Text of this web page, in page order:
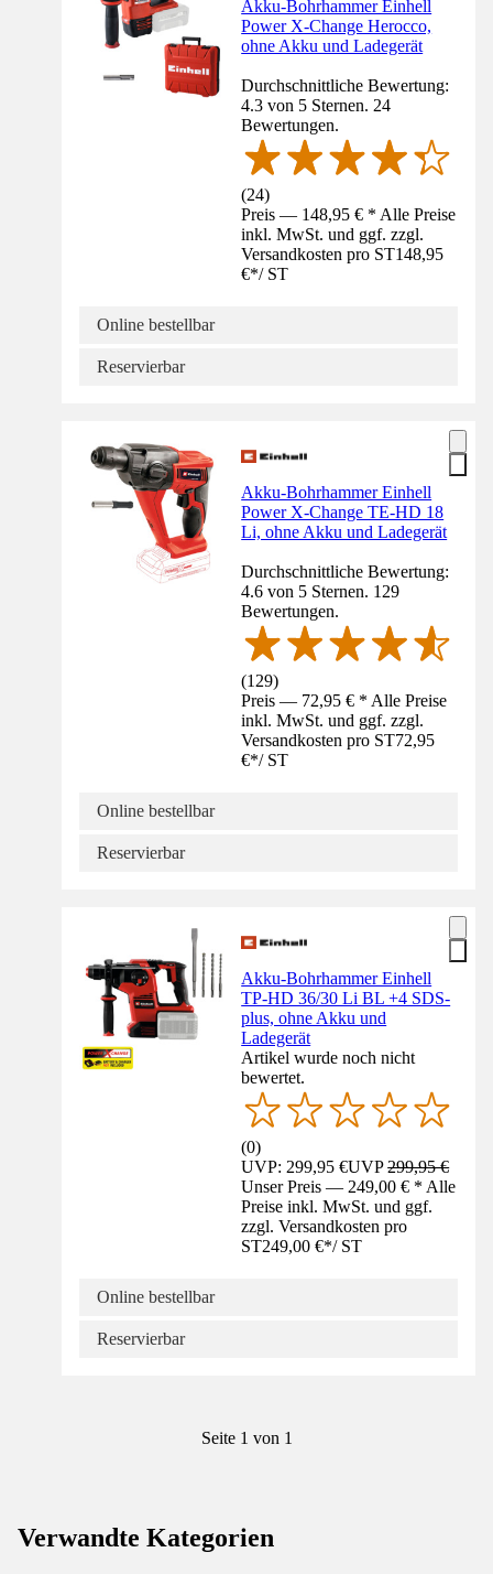
Akku-Bohrhammer Einhell
Power X-Change Herocco,
ohne Akku und Ladegerät
Durchschnittliche Bewertung:
4.3 von 5 Sternen. 24
Bewertungen.
(24)
Preis — 148,95 € * Alle Preise
inkl. MwSt. und ggf. zzgl.
Versandkosten pro ST148,95
€*/ ST
Online bestellbar
Reservierbar
Akku-Bohrhammer Einhell
Power X-Change TE-HD 18
Li, ohne Akku und Ladegerät
Durchschnittliche Bewertung:
4.6 von 5 Sternen. 129
Bewertungen.
(129)
Preis — 72,95 € * Alle Preise
inkl. MwSt. und ggf. zzgl.
Versandkosten pro ST72,95
€*/ ST
Online bestellbar
Reservierbar
Akku-Bohrhammer Einhell
TP-HD 36/30 Li BL +4 SDS-
plus, ohne Akku und
Ladegerät
Artikel wurde noch nicht
bewertet.
(0)
UVP: 299,95 €UVP299,95 €
Unser Preis — 249,00 € * Alle
Preise inkl. MwSt. und ggf.
zzgl. Versandkosten pro
ST249,00 €*/ ST
Online bestellbar
Reservierbar
Seite 1 von 1
Verwandte Kategorien